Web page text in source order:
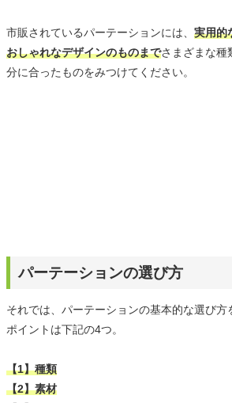
市販されているパーテーションには、 実用的
おしゃれなデザインのものまでさまざまな種
分に合ったものをみつけてください。
パーテーションの選び方
それでは、パーテーションの基本的な選び方
ポイントは下記の4つ。
【1】種類
【2】素材